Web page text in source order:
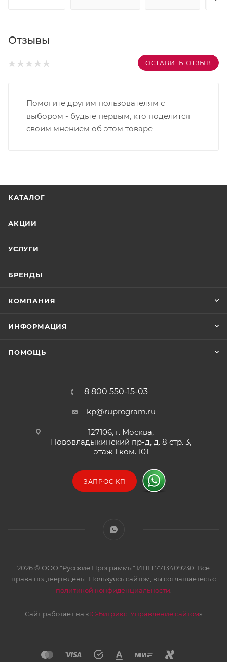
Отзывы
ОСТАВИТЬ ОТЗЫВ
Помогите другим пользователям с
выбором - будьте первым, кто поделится
своим мнением об этом товаре
КАТАЛОГ
АКЦИИ
УСЛУГИ
БРЕНДЫ
КОМПАНИЯ
ИНФОРМАЦИЯ
ПОМОЩЬ
8 800 550-15-03
kp@ruprogram.ru
127106, г. Москва,
Нововладыкинский пр-д, д. 8 стр. 3,
этаж 1 ком. 101
ЗАПРОС КП
2026 © ООО "Русские Программы" ИНН 7713409230. Все
права подтверждены. Пользуясь сайтом, вы соглашаетесь с
политикой конфиденциальности
Сайт работает на «1С-Битрикс: Управление сайтом»